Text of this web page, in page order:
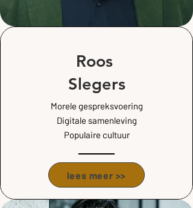
Roos
Slegers
Morele gespreksvoering
Digitale samenleving
Populaire cultuur
lees meer >>